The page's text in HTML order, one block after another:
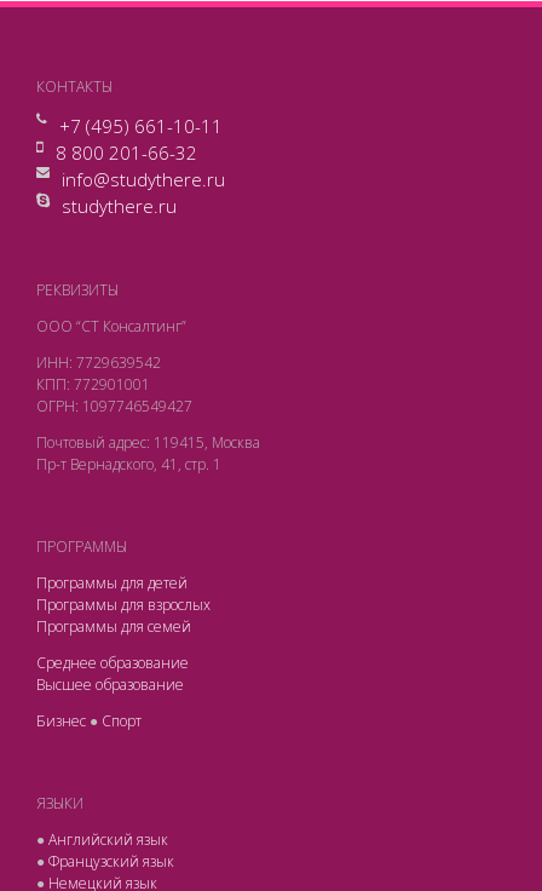
КОНТАКТЫ
+7 (495) 661-10-11
8 800 201-66-32
info@studythere.ru
studythere.ru
РЕКВИЗИТЫ
ООО “СТ Консалтинг”
ИНН: 7729639542
КПП: 772901001
ОГРН: 1097746549427
Почтовый адрес: 119415, Москва
Пр-т Вернадского, 41, стр. 1
ПРОГРАММЫ
Программы для детей
Программы для взрослых
Программы для семей
Среднее образование
Высшее образование
Бизнес ● Спорт
ЯЗЫКИ
●Английский язык
●Французский язык
● Немецкий язык